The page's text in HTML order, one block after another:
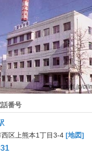
番号
区上熊本1丁目3-4 [地図]